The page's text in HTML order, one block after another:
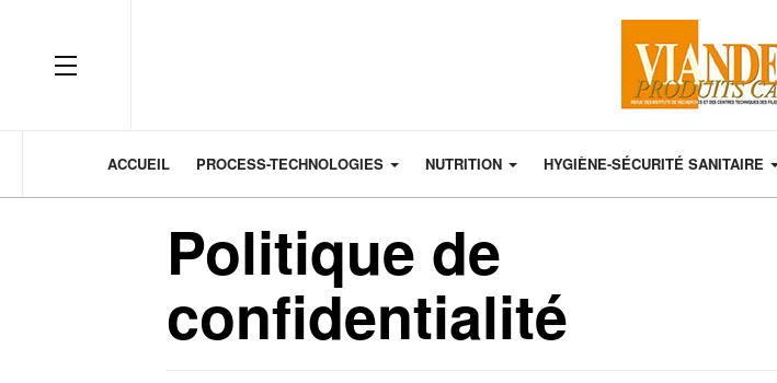
OFF CANVAS
ACCUEIL PROCESS-TECHNOLOGIES NUTRITION HYGIÈNE-SÉCURITÉ SANITAIRE
Politique de
confidentialité